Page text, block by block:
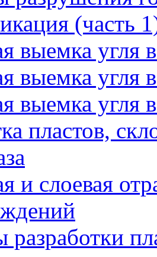
(часть
выемка угля
выемка угля
выемка угля
пластов,
и слоевая
разработки